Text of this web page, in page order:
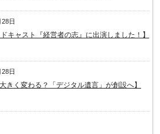
日
ドキャスト『経営者の志』に出演しました！】
日
大きく変わる？「デジタル遺言」が創設へ】